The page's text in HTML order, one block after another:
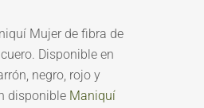
Mujer de fibra de
Disponible en
negro, rojo y
disponible Maniquí